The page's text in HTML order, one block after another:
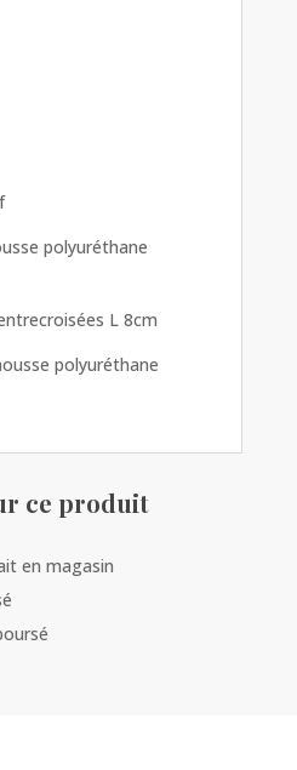
polyuréthane
L 8cm
polyuréthane
ce produit
en magasin